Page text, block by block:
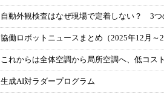
自動外観検査はなぜ現場で定着しない？ 3つ
協働ロボットニュースまとめ（2025年12月～
これからは全体空調から局所空調へ、低コス
生成AI対ラダープログラム